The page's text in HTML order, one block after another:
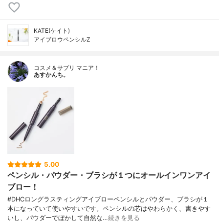
KATE(ケイト)
アイブロウペンシルZ
コスメ＆サプリ マニア！
あすかんち。
5.00
ペンシル・パウダー・ブラシが１つにオールインワンアイ
ブロー！
#DHCロングラスティングアイブローペンシルとパウダー、ブラシが１
本になっていて使いやすいです。ペンシルの芯はやわらかく、書きやす
いし、パウダーでぼかして自然な…続きを見る